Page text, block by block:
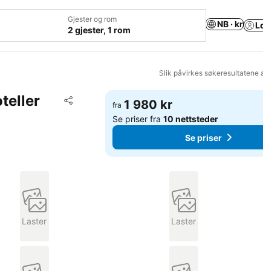
Gjester og rom
2 gjester, 1 rom
NB · kr
Slik påvirkes søkeresultatene
Del
Legg til i favoritter
fra 1 980 kr
Se priser fra10 nettsteder
Se priser
Laster Laster